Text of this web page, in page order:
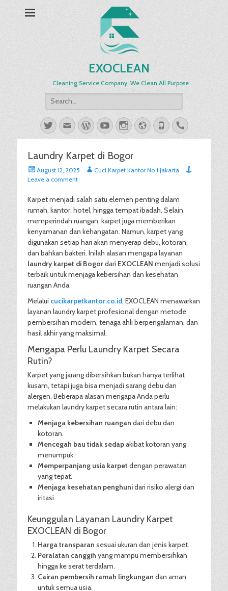
EXOCLEAN
Cleaning Service Company, We Clean All Purpose
Search
for:
TwitterEmailWordPress
YouTubeInstagram
Website
PhoneHandset
Laundry Karpet di Bogor
Posted
on
August 12, 2025 AuthorCuci Karpet Kantor No 1 Jakarta
Leave a comment
Karpet menjadi salah satu elemen penting dalam
rumah, kantor, hotel, hingga tempat ibadah. Selain
memperindah ruangan, karpet juga memberikan
kenyamanan dan kehangatan. Namun, karpet yang
digunakan setiap hari akan menyerap debu, kotoran,
dan bahkan bakteri. Inilah alasan mengapa layanan
laundry karpet di Bogordari EXOCLEAN menjadi solusi
terbaik untuk menjaga kebersihan dan kesehatan
ruangan Anda.
Melalui cucikarpetkantor.co.id, EXOCLEAN menawarkan
layanan laundry karpet profesional dengan metode
pembersihan modern, tenaga ahli berpengalaman, dan
hasil akhir yang maksimal.
Mengapa Perlu Laundry Karpet Secara
Rutin?
Karpet yang jarang dibersihkan bukan hanya terlihat
kusam, tetapi juga bisa menjadi sarang debu dan
alergen. Beberapa alasan mengapa Anda perlu
melakukan laundry karpet secara rutin antara lain:
Menjaga kebersihan ruangan dari debu dan
kotoran.
Mencegah bau tidak sedapakibat kotoran yang
menumpuk.
Memperpanjang usia karpet dengan perawatan
yang tepat.
Menjaga kesehatan penghunidari risiko alergi dan
iritasi.
Keunggulan Layanan Laundry Karpet
EXOCLEAN di Bogor
Harga transparan sesuai ukuran dan jenis karpet.
Peralatan canggih yang mampu membersihkan
hingga ke serat terdalam.
Cairan pembersih ramah lingkungan dan aman
untuk semua usia.